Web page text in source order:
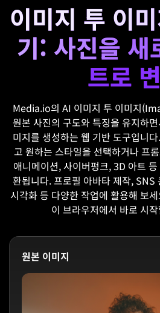
이미지 투 이
기: 사진을 새
트로
Media.io의 AI 이미지 투 이미지
원본 사진의 구도와 특징을 유지하
미지를 생성하는 웹 기반 도구입니
고 원하는 스타일을 선택하거나 프
애니메이션, 사이버펑크, 3D 아트
환됩니다. 프로필 아바타 제작, SNS
시각화 등 다양한 작업에 활용해 보
이 브라우저에서 바로 시
원본 이미지